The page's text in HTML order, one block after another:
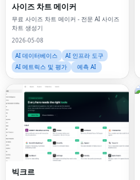
사이즈 차트 메이커
무료 사이즈 차트 메이커 - 전문 AI 사이즈
차트 생성기
2026-05-08
AI 데이터베이스
AI 인프라 도구
AI 메트릭스 및 평가
예측 AI
빅크르